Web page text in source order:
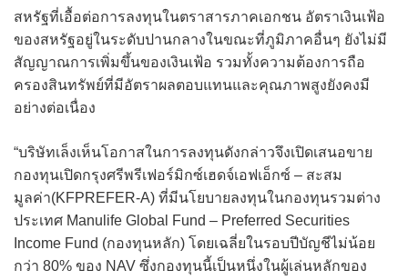
สหรัฐที่เอื้อต่อการลงทุนในตราสารภาคเอกชน อัตราเงินเฟ้อ
ของสหรัฐอยู่ในระดับปานกลางในขณะที่ภูมิภาคอื่นๆ ยังไม่มี
สัญญาณการเพิ่มขึ้นของเงินเฟ้อ รวมทั้งความต้องการถือ
ครองสินทรัพย์ที่มีอัตราผลตอบแทนและคุณภาพสูงยังคงมี
อย่างต่อเนื่อง
“บริษัทเล็งเห็นโอกาสในการลงทุนดังกล่าวจึงเปิดเสนอขาย
กองทุนเปิดกรุงศรีพรีเฟอร์มิกซ์เฮดจ์เอฟเอ็กซ์ – สะสม
มูลค่า(KFPREFER-A) ที่มีนโยบายลงทุนในกองทุนรวมต่าง
ประเทศ Manulife Global Fund – Preferred Securities
Income Fund (กองทุนหลัก) โดยเฉลี่ยในรอบปีบัญชีไม่น้อย
กว่า 80% ของ NAV ซึ่งกองทุนนี้เป็นหนึ่งในผู้เล่นหลักของ